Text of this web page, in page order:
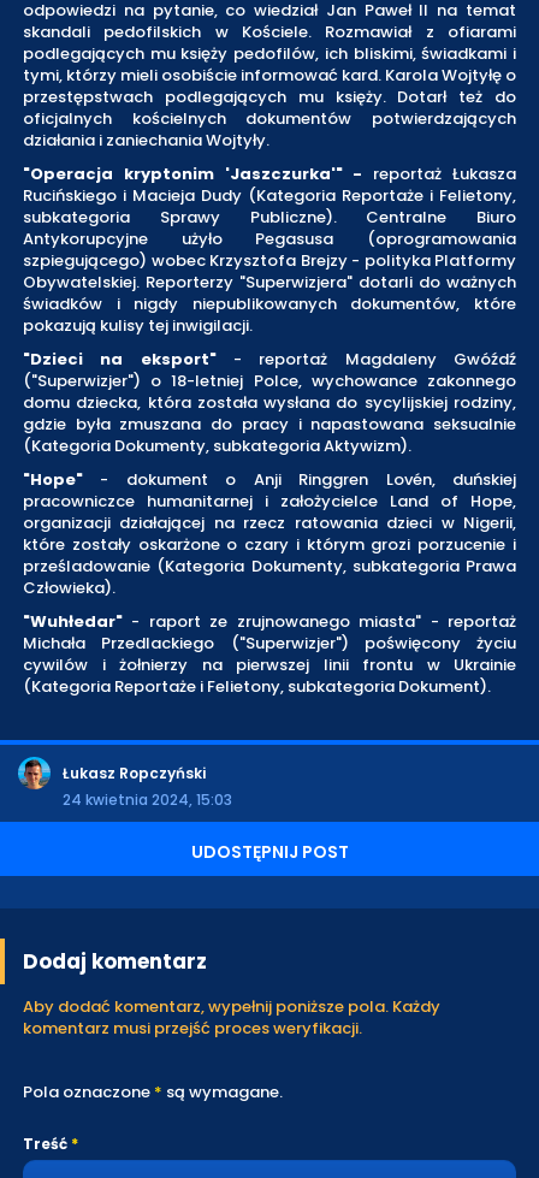
odpowiedzi na pytanie, co wiedział Jan Paweł II na temat
skandali pedofilskich w Kościele. Rozmawiał z ofiarami
podlegających mu księży pedofilów, ich bliskimi, świadkami i
tymi, którzy mieli osobiście informować kard. Karola Wojtyłę o
przestępstwach podlegających mu księży. Dotarł też do
oficjalnych kościelnych dokumentów potwierdzających
działania i zaniechania Wojtyły.
"Operacja kryptonim 'Jaszczurka'" - reportaż Łukasza
Rucińskiego i Macieja Dudy (Kategoria Reportaże i Felietony,
subkategoria Sprawy Publiczne). Centralne Biuro
Antykorupcyjne użyło Pegasusa (oprogramowania
szpiegującego) wobec Krzysztofa Brejzy - polityka Platformy
Obywatelskiej. Reporterzy "Superwizjera" dotarli do ważnych
świadków i nigdy niepublikowanych dokumentów, które
pokazują kulisy tej inwigilacji.
"Dzieci na eksport" - reportaż Magdaleny Gwóźdź
("Superwizjer") o 18-letniej Polce, wychowance zakonnego
domu dziecka, która została wysłana do sycylijskiej rodziny,
gdzie była zmuszana do pracy i napastowana seksualnie
(Kategoria Dokumenty, subkategoria Aktywizm).
"Hope" - dokument o Anji Ringgren Lovén, duńskiej
pracowniczce humanitarnej i założycielce Land of Hope,
organizacji działającej na rzecz ratowania dzieci w Nigerii,
które zostały oskarżone o czary i którym grozi porzucenie i
prześladowanie (Kategoria Dokumenty, subkategoria Prawa
Człowieka).
"Wuhłedar" - raport ze zrujnowanego miasta" - reportaż
Michała Przedlackiego ("Superwizjer") poświęcony życiu
cywilów i żołnierzy na pierwszej linii frontu w Ukrainie
(Kategoria Reportaże i Felietony, subkategoria Dokument).
Łukasz Ropczyński
24 kwietnia 2024, 15:03
UDOSTĘPNIJ POST
Dodaj komentarz
Aby dodać komentarz, wypełnij poniższe pola. Każdy
komentarz musi przejść proces weryfikacji.
Pola oznaczone * są wymagane.
Treść